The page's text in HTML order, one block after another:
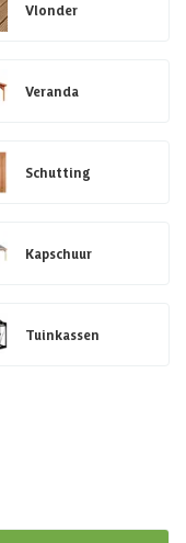
Vlonder
Veranda
Schutting
Kapschuur
Tuinkassen